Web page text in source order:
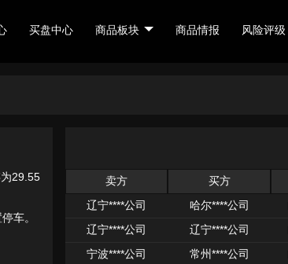
买盘中心 商品板块 商品情报 风险评级
29.55
车。
卖方 买方
辽宁****公司
哈尔****公司
辽宁****公司
辽宁****公司
宁波****公司
常州****公司